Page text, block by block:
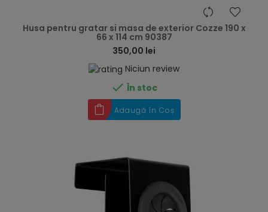
Husa pentru gratar si masa de exterior Cozze 190 x
66 x 114 cm 90387
350,00 lei
Niciun review
 În stoc
Adaugă în Coș